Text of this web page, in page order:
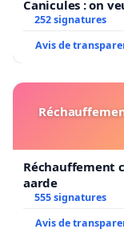
Canicules : on
252 signatures
Avis de
Réchauffement
aarde
555 signatures
Avis de